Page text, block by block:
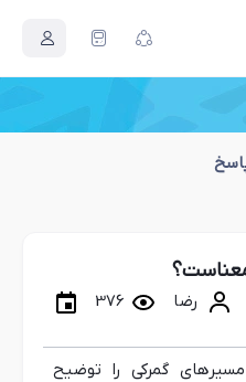
رضا
376
گمرکی را توضیح